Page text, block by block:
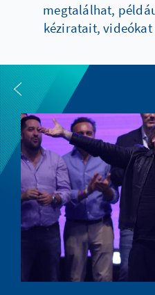
megtalálhat,
kéziratait, videókat